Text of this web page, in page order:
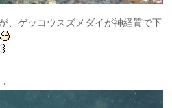
、ゲッコウスズメダイが神経質で下